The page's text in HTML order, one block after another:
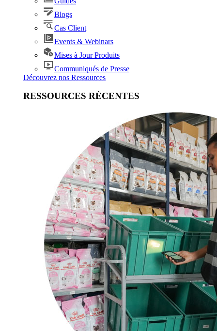
Blogs
Cas Client
Events & Webinars
Mises à Jour Produits
Communiqués de Presse
Découvrez nos Ressources
RESSOURCES RÉCENTES